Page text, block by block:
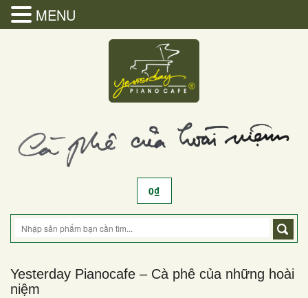
0₫
Yesterday Pianocafe – Cà phê của những hoài
niệm
MENU